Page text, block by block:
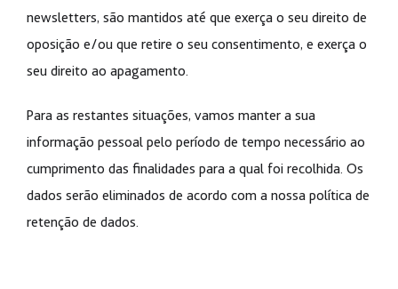
newsletters, são mantidos até que exerça o seu direito de
oposição e/ou que retire o seu consentimento, e exerça o
seu direito ao apagamento.
Para as restantes situações, vamos manter a sua
informação pessoal pelo período de tempo necessário ao
cumprimento das finalidades para a qual foi recolhida. Os
dados serão eliminados de acordo com a nossa política de
retenção de dados.